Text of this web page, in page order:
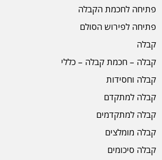
פתיחה לחכמת הקבלה
פתיחה לפירוש הסולם
קבלה
קבלה – חכמת קבלה – כללי
קבלה וחסידות
קבלה למתקדם
קבלה למתקדמים
קבלה מומלצים
קבלה סיכומים